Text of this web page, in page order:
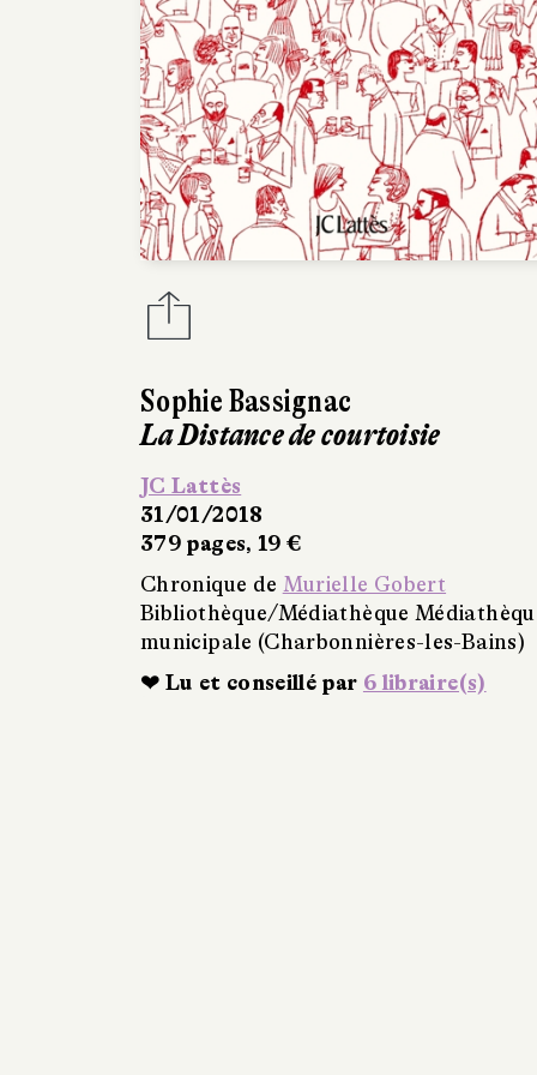
Sophie Bassignac
La Distance de courtoisie
JC Lattès
31/01/2018
379 pages, 19 €
Chronique de Murielle Gobert
Bibliothèque/Médiathèque
municipale (Charbonnières-les-Bains)
❤ Lu et conseillé par 6 libraire(s)